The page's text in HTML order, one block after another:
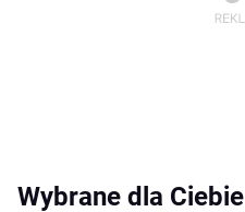
Wybrane dla Ciebie